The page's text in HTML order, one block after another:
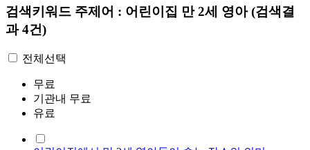
검색키워드 주제어 : 어린이집 만 2세 영아(검색결
과 4건)
전체선택
무료
기관내 무료
유료